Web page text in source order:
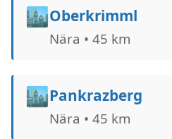
🏙️Oberkrimml
Nära • 45 km
🏙️Pankrazberg
Nära • 45 km